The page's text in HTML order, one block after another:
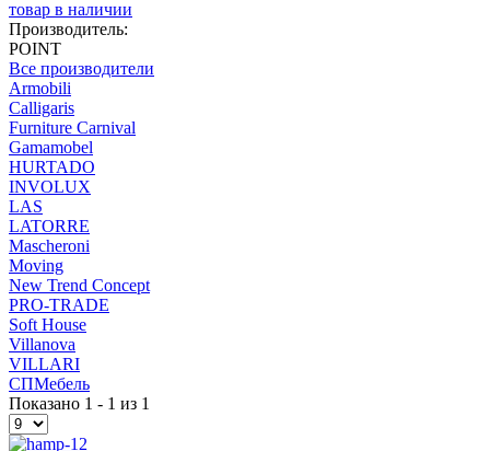
товар в наличии
Производитель:
POINT
Все производители
Armobili
Calligaris
Furniture Carnival
Gamamobel
HURTADO
INVOLUX
LAS
LATORRE
Mascheroni
Moving
New Trend Concept
PRO-TRADE
Soft House
Villanova
VILLARI
СПМебель
Показано 1 - 1 из 1